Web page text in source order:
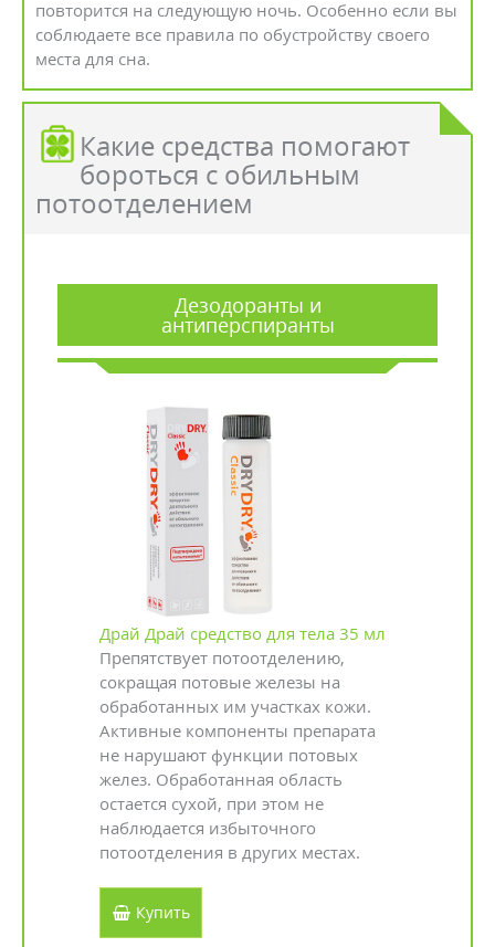
повторится на следующую ночь. Особенно если вы
соблюдаете все правила по обустройству своего
места для сна.
Какие средства помогают
бороться с обильным
потоотделением
Дезодоранты и
антиперспиранты
Драй Драй средство для тела 35 мл
Препятствует потоотделению,
сокращая потовые железы на
обработанных им участках кожи.
Активные компоненты препарата
не нарушают функции потовых
желез. Обработанная область
остается сухой, при этом не
наблюдается избыточного
потоотделения в других местах.
Купить